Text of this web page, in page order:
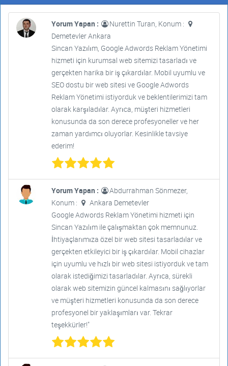
Yorum Yapan :
Nurettin Turan, Konum :
Demetevler Ankara
Sincan Yazılım, Google Adwords Reklam Yönetimi
hizmeti için kurumsal web sitemizi tasarladı ve
gerçekten harika bir iş çıkardılar. Mobil uyumlu ve
SEO dostu bir web sitesi ve Google Adwords
Reklam Yönetimi istiyorduk ve beklentilerimizi tam
olarak karşıladılar. Ayrıca, müşteri hizmetleri
konusunda da son derece profesyoneller ve her
zaman yardımcı oluyorlar. Kesinlikle tavsiye
ederim!
Yorum Yapan :
Abdurrahman Sönmezer,
Konum :
Ankara Demetevler
Google Adwords Reklam Yönetimi hizmeti için
Sincan Yazılım ile çalışmaktan çok memnunuz.
İhtiyaçlarımıza özel bir web sitesi tasarladılar ve
gerçekten etkileyici bir iş çıkardılar. Mobil cihazlar
için uyumlu ve hızlı bir web sitesi istiyorduk ve tam
olarak istediğimizi tasarladılar. Ayrıca, sürekli
olarak web sitemizin güncel kalmasını sağlıyorlar
ve müşteri hizmetleri konusunda da son derece
profesyonel bir yaklaşımları var. Tekrar
teşekkürler!"